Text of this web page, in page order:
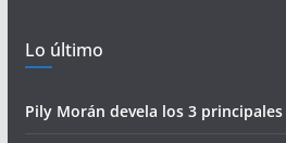
Lo último
Pily Morán devela los 3